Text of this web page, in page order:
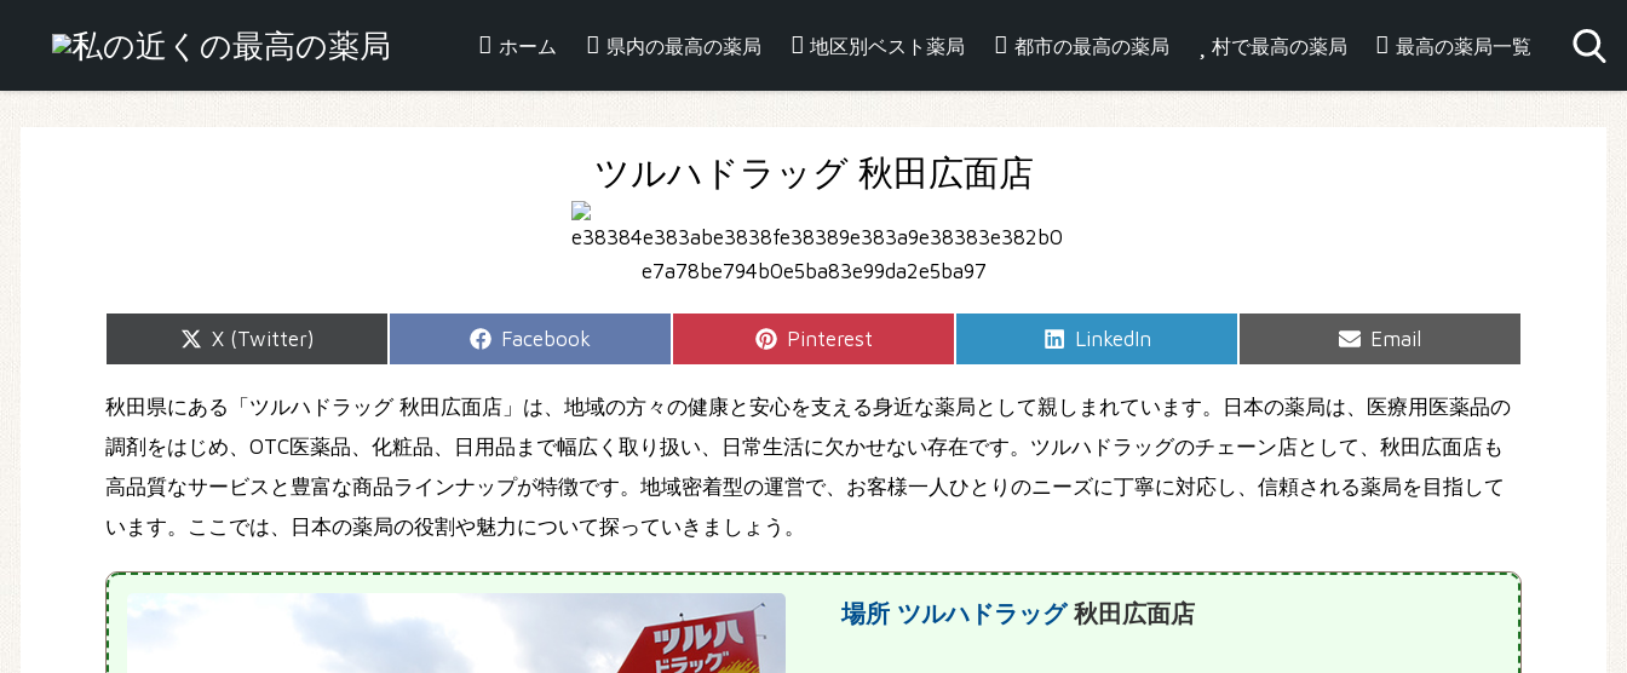
ホーム 県内の最高の薬局 地区別ベスト薬局 都市の最高の薬局 村で最高の薬局 最高の薬局一覧
ツルハドラッグ 秋田広面店
Share
X (Twitter)
Share
Facebook
Share
Pinterest
Share
LinkedIn
Share
Email
秋田県にある「ツルハドラッグ 秋田広面店」は、地域の方々の健康と安心を支える身近な薬局として親しまれています。日本の薬局は、医療用医薬品の
調剤をはじめ、OTC医薬品、化粧品、日用品まで幅広く取り扱い、日常生活に欠かせない存在です。ツルハドラッグのチェーン店として、秋田広面店も
高品質なサービスと豊富な商品ラインナップが特徴です。地域密着型の運営で、お客様一人ひとりのニーズに丁寧に対応し、信頼される薬局を目指して
います。ここでは、日本の薬局の役割や魅力について探っていきましょう。
場所 ツルハドラッグ秋田広面店